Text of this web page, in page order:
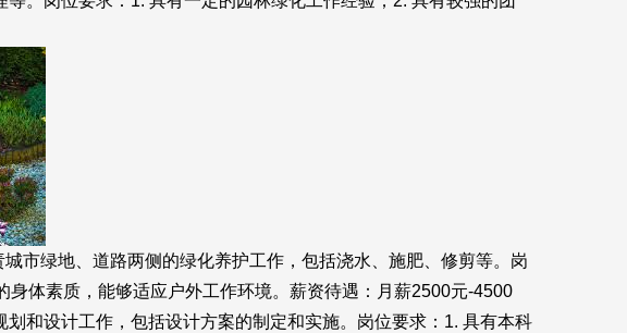
市绿地、道路两侧的绿化养护工作，包括浇水、施肥、修剪等。岗
体素质，能够适应户外工作环境。薪资待遇：月薪2500元-4500
和设计工作，包括设计方案的制定和实施。岗位要求：1. 具有本科